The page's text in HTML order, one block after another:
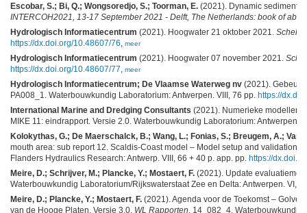
Escobar, S.; Bi, Q.; Wongsoredjo, S.; Toorman, E. (2021). Dynamic sediment
INTERCOH2021, 13-17 September 2021 - Delft, The Netherlands: book of
Hydrologisch Informatiecentrum (2021). Hoogwater 21 oktober 2021.
https://dx.doi.org/10.48607/76
meer
Hydrologisch Informatiecentrum (2021). Hoogwater 07 november 2021.
https://dx.doi.org/10.48607/77
meer
Hydrologisch Informatiecentrum; De Vlaamse Waterweg nv (2021).
PA008_1. Waterbouwkundig Laboratorium: Antwerpen. VIII, 76 pp. https://
International Marine and Dredging Consultants (2021). Numerieke
MIKE 11: eindrapport. Versie 2.0. Waterbouwkundig Laboratorium: Antwerpen.
Kolokythas, G.; De Maerschalck, B.; Wang, L.; Fonias, S.; Breugem, A.;
mouth area: sub report 12. Scaldis-Coast model – Model setup and validation
Flanders Hydraulics Research: Antwerp. VIII, 66 + 40 p. app. pp. https://
Meire, D.; Schrijver, M.; Plancke, Y.; Mostaert, F. (2021). Update
Waterbouwkundig Laboratorium/Rijkswaterstaat Zee en Delta: Antwerpen. VI,
Meire, D.; Plancke, Y.; Mostaert, F. (2021). Agenda voor de Toekomst –
van de Hooge Platen. Versie 3.0. WL Rapporten , 14_082_4.